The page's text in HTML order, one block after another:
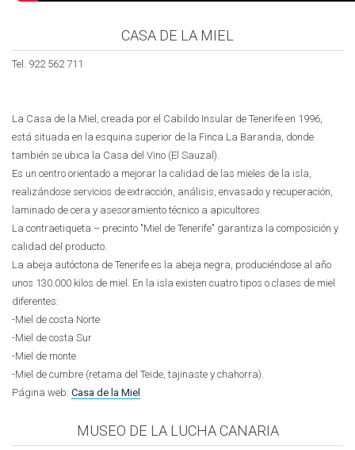
CASA DE LA MIEL
Tel. 922 562 711
La Casa de la Miel, creada por el Cabildo Insular de Tenerife en 1996,
está situada en la esquina superior de la Finca La Baranda, donde
también se ubica la Casa del Vino (El Sauzal).
Es un centro orientado a mejorar la calidad de las mieles de la isla,
realizándose servicios de extracción, análisis, envasado y recuperación,
laminado de cera y asesoramiento técnico a apicultores.
La contraetiqueta – precinto "Miel de Tenerife" garantiza la composición y
calidad del producto.
La abeja autóctona de Tenerife es la abeja negra, produciéndose al año
unos 130.000 kilos de miel. En la isla existen cuatro tipos o clases de miel
diferentes:
-Miel de costa Norte
-Miel de costa Sur
-Miel de monte
-Miel de cumbre (retama del Teide, tajinaste y chahorra).
Página web: Casa de la Miel
MUSEO DE LA LUCHA CANARIA